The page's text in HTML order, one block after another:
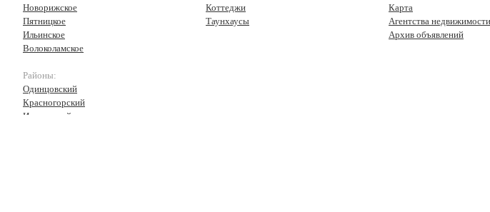
Новорижское
Пятницкое
Ильинское
Волоколамское
Районы:
Одинцовский
Красногорский
Истринский
Коттеджи
Таунхаусы
Карта
Агентства недвижимости
Архив объявлений